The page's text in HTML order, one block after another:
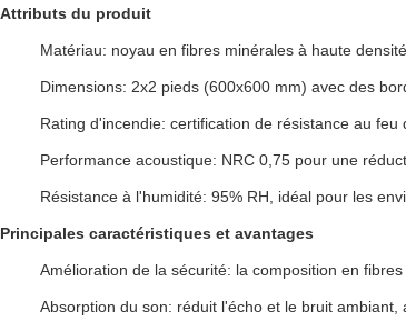
Attributs du produit
Matériau: noyau en fibres minérales à haute
Dimensions: 2x2 pieds (600x600 mm) avec des
Rating d'incendie: certification de résistance au feu
Performance acoustique: NRC 0,75 pour une
Résistance à l'humidité: 95% RH, idéal pour les
Principales caractéristiques et avantages
Amélioration de la sécurité: la composition en
Absorption du son: réduit l'écho et le bruit